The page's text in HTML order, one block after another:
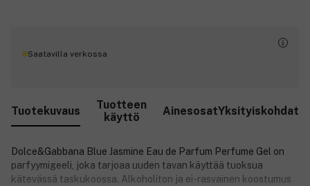
Saatavilla verkossa
Tuotekuvaus
Tuotteen
käyttö
AinesosatYksityiskohdat
Dolce&Gabbana Blue Jasmine Eau de Parfum Perfume Gel on
parfyymigeeli, joka tarjoaa uuden tavan käyttää tuoksua
kätevässä taskukoossa. Alkoholiton ja ei-rasvainen koostumus